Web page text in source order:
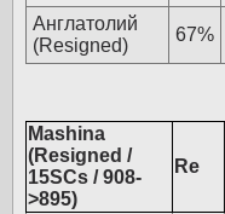
Англатолий
(Resigned)
67%
Mashina
(Resigned /
15SCs / 908-
>895)
Re